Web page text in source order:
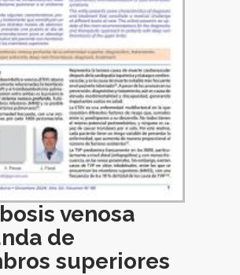
venosa
de
superiores